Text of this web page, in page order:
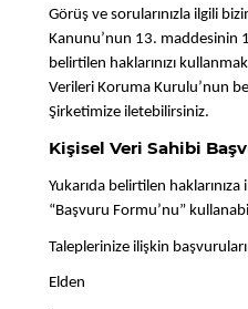
Görüş ve sorularınızla ilgili
Kanunu’nun 13. maddesinin
belirtilen haklarınızı
Verileri Koruma Kurulu’nun
Şirketimize iletebilirsiniz.
Kişisel Veri Sahibi
Yukarıda belirtilen
“Başvuru Formu’nu”
Taleplerinize ilişkin
Elden